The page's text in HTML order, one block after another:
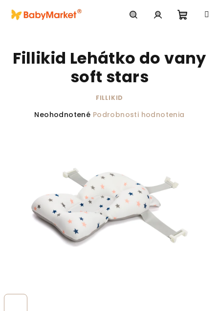
Fillikid Lehátko do vany
soft stars
FILLIKID
Priemerné hodnotenie produktu je 0,0 z 5
Neohodnotené Podrobnosti hodnotenia